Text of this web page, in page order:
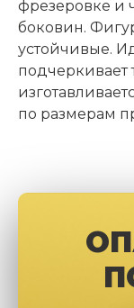
фрезеровке и
боковин.
устойчивые.
подчеркивает
по размерам